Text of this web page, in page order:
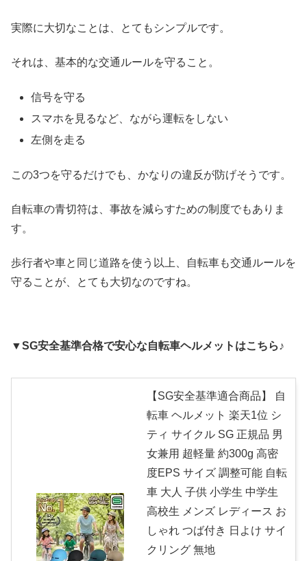
実際に大切なことは、とてもシンプルです。
それは、基本的な交通ルールを守ること。
信号を守る
スマホを見るなど、ながら運転をしない
左側を走る
この3つを守るだけでも、かなりの違反が防げそうです。
自転車の青切符は、事故を減らすための制度でもありま
す。
歩行者や車と同じ道路を使う以上、自転車も交通ルールを
守ることが、とても大切なのですね。
▼SG安全基準合格で安心な自転車ヘルメットはこちら♪
【SG安全基準適合商品】 自
転車 ヘルメット 楽天1位 シ
ティ サイクル SG 正規品 男
女兼用 超軽量 約300g 高密
度EPS サイズ 調整可能 自転
車 大人 子供 小学生 中学生
高校生 メンズ レディース お
しゃれ つば付き 日よけ サイ
クリング 無地